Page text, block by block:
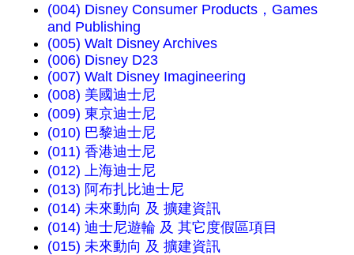
(004) Disney Consumer Products，Games
and Publishing
(005) Walt Disney Archives
(006) Disney D23
(007) Walt Disney Imagineering
(008) 美國迪士尼
(009) 東京迪士尼
(010) 巴黎迪士尼
(011) 香港迪士尼
(012) 上海迪士尼
(013) 阿布扎比迪士尼
(014) 未來動向 及 擴建資訊
(014) 迪士尼遊輪 及 其它度假區項目
(015) 未來動向 及 擴建資訊